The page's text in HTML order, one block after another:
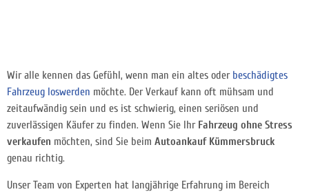
Wir alle kennen das Gefühl, wenn man ein altes oder beschädigtes
Fahrzeug loswerden möchte. Der Verkauf kann oft mühsam und
zeitaufwändig sein und es ist schwierig, einen seriösen und
zuverlässigen Käufer zu finden. Wenn Sie Ihr Fahrzeug ohne Stress
verkaufen möchten, sind Sie beim Autoankauf Kümmersbruck
genau richtig.
Unser Team von Experten hat langjährige Erfahrung im Bereich